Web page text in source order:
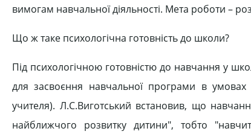
вимогам навчальної діяльності. Мета роботи –
Що ж таке психологічна готовність до школи?
Під психологічною готовністю до навчання у
для засвоєння навчальної програми в умовах
учителя). Л.С.Виготський встановив, що
найближчого розвитку дитини", тобто